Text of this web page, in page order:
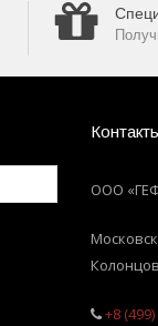
ООО
+8